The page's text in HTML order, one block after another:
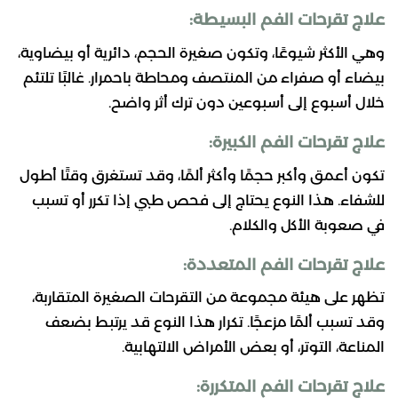
علاج تقرحات الفم البسيطة:
وهي الأكثر شيوعًا، وتكون صغيرة الحجم، دائرية أو بيضاوية،
بيضاء أو صفراء من المنتصف ومحاطة باحمرار. غالبًا تلتئم
خلال أسبوع إلى أسبوعين دون ترك أثر واضح.
علاج تقرحات الفم الكبيرة:
تكون أعمق وأكبر حجمًا وأكثر ألمًا، وقد تستغرق وقتًا أطول
للشفاء. هذا النوع يحتاج إلى فحص طبي إذا تكرر أو تسبب
في صعوبة الأكل والكلام.
علاج تقرحات الفم المتعددة:
تظهر على هيئة مجموعة من التقرحات الصغيرة المتقاربة،
وقد تسبب ألمًا مزعجًا. تكرار هذا النوع قد يرتبط بضعف
المناعة، التوتر، أو بعض الأمراض الالتهابية.
علاج تقرحات الفم المتكررة: